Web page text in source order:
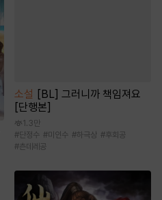
소설 [BL] 그러니까 책임져요
[단행본]
1.3만
#단정수 #미인수 #하극상 #후회공
#츤데레공